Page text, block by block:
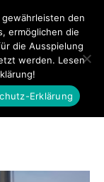
den
ermöglichen die
die Ausspielung
werden. Lesen
Erklärung